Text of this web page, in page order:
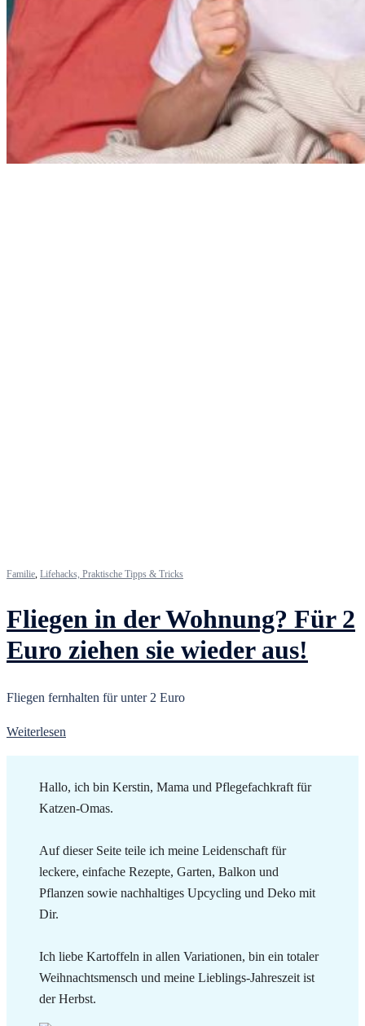
Familie, Lifehacks, Praktische Tipps & Tricks
Fliegen in der Wohnung? Für 2
Euro ziehen sie wieder aus!
Fliegen fernhalten für unter 2 Euro
Weiterlesen
Hallo, ich bin Kerstin, Mama und Pflegefachkraft für
Katzen-Omas.
Auf dieser Seite teile ich meine Leidenschaft für
leckere, einfache Rezepte, Garten, Balkon und
Pflanzen sowie nachhaltiges Upcycling und Deko mit
Dir.
Ich liebe Kartoffeln in allen Variationen, bin ein totaler
Weihnachtsmensch und meine Lieblings-Jahreszeit ist
der Herbst.